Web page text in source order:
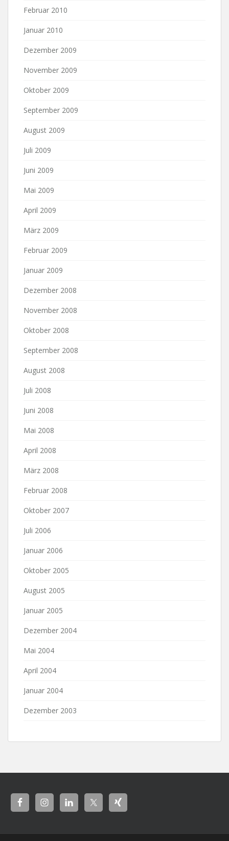
Februar 2010
Januar 2010
Dezember 2009
November 2009
Oktober 2009
September 2009
August 2009
Juli 2009
Juni 2009
Mai 2009
April 2009
März 2009
Februar 2009
Januar 2009
Dezember 2008
November 2008
Oktober 2008
September 2008
August 2008
Juli 2008
Juni 2008
Mai 2008
April 2008
März 2008
Februar 2008
Oktober 2007
Juli 2006
Januar 2006
Oktober 2005
August 2005
Januar 2005
Dezember 2004
Mai 2004
April 2004
Januar 2004
Dezember 2003